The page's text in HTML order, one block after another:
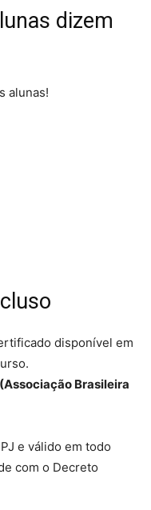
dizem
alunas!
disponível em
Brasileira
e válido em todo
com o Decreto